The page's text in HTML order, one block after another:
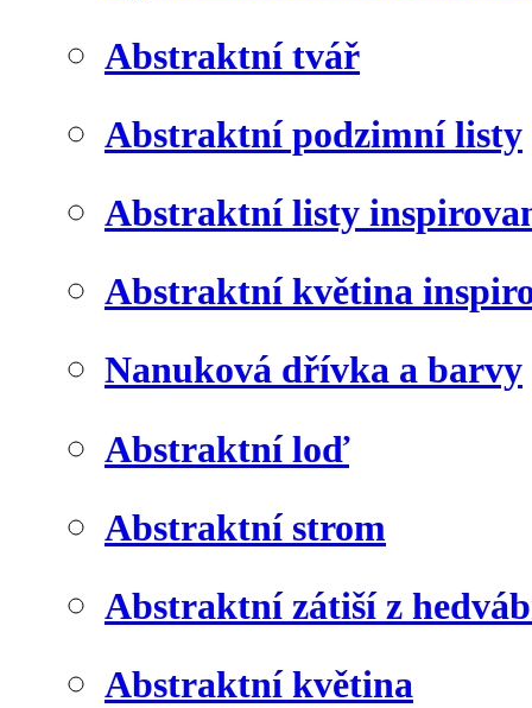
Abstraktní tvář
Abstraktní podzimní listy
Abstraktní listy
Abstraktní květina
Nanuková dřívka a barvy
Abstraktní loď
Abstraktní strom
Abstraktní zátiší z
Abstraktní květina